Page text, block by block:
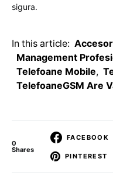
sigura.
In this article:
Management
Telefoane Mobile,
TelefoaneGSM Are
0
Shares
FACEBOOK
PINTEREST